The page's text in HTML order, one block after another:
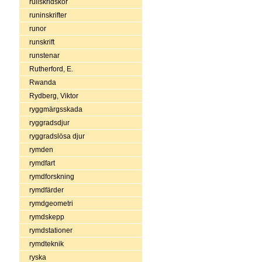
rullskridskor
runinskrifter
runor
runskrift
runstenar
Rutherford, E.
Rwanda
Rydberg, Viktor
ryggmärgsskada
ryggradsdjur
ryggradslösa djur
rymden
rymdfart
rymdforskning
rymdfärder
rymdgeometri
rymdskepp
rymdstationer
rymdteknik
ryska